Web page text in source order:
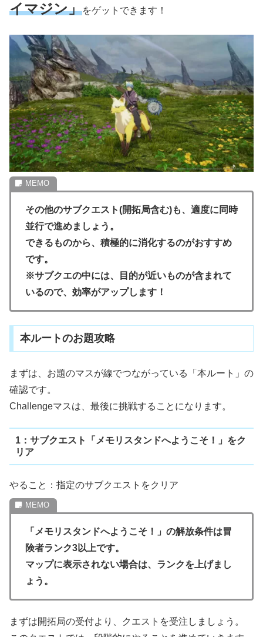
イマジン」をゲットできます！
その他のサブクエスト(開拓局含む)も、適度に同時
並行で進めましょう。
できるものから、積極的に消化するのがおすすめ
です。
※サブクエの中には、目的が近いものが含まれて
いるので、効率がアップします！
本ルートのお題攻略
まずは、お題のマスが線でつながっている「本ルート」の
確認です。
Challengeマスは、最後に挑戦することになります。
1：サブクエスト「メモリスタンドへようこそ！」をク
リア
やること：指定のサブクエストをクリア
「メモリスタンドへようこそ！」の解放条件は冒
険者ランク3以上です。
マップに表示されない場合は、ランクを上げまし
ょう。
まずは開拓局の受付より、クエストを受注しましょう。